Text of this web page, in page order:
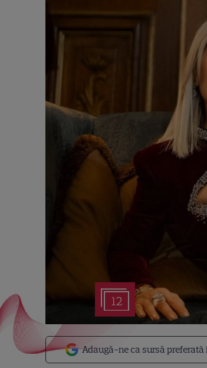
12
Adaugă-ne ca sursă preferată